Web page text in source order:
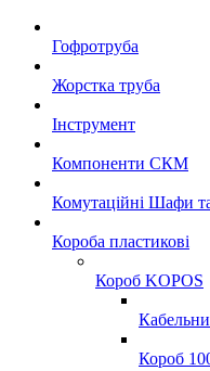
Гофротруба
Жорстка труба
Інструмент
Компоненти СКМ
Комутаційні Шафи
Короба пластикові
Короб KOPOS
Короб